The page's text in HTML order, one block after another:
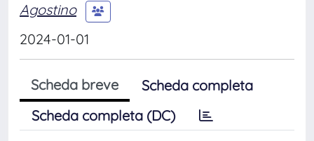
Agostino
2024-01-01
Scheda breve
Scheda completa
Scheda completa (DC)